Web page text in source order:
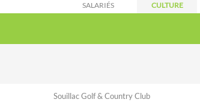
SALARIÉS
CULTURE
Souillac Golf & Country Club